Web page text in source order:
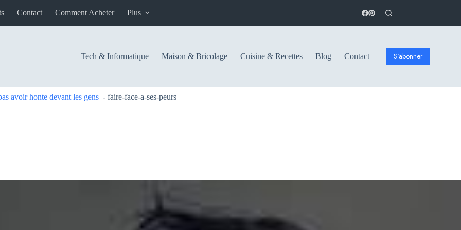
Contact Comment Acheter Plus
Tech & Informatique Maison & Bricolage Cuisine & Recettes Blog Contact S'abonner
avoir honte devant les gens - faire-face-a-ses-peurs